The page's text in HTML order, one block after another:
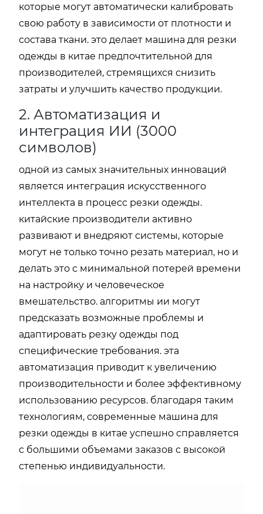
которые могут автоматически калибровать
свою работу в зависимости от плотности и
состава ткани. это делает машина для резки
одежды в китае предпочтительной для
производителей, стремящихся снизить
затраты и улучшить качество продукции.
2. Автоматизация и
интеграция ИИ (3000
символов)
одной из самых значительных инноваций
является интеграция искусственного
интеллекта в процесс резки одежды.
китайские производители активно
развивают и внедряют системы, которые
могут не только точно резать материал, но и
делать это с минимальной потерей времени
на настройку и человеческое
вмешательство. алгоритмы ии могут
предсказать возможные проблемы и
адаптировать резку одежды под
специфические требования. эта
автоматизация приводит к увеличению
производительности и более эффективному
использованию ресурсов. благодаря таким
технологиям, современные машина для
резки одежды в китае успешно справляется
с большими объемами заказов с высокой
степенью индивидуальности.